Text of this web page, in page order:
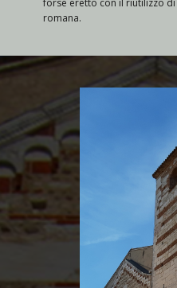
forse eretto con il riutilizzo
romana.